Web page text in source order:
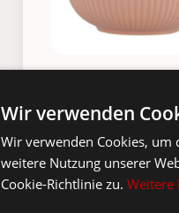
TOPSELLER -
Wir verwenden
Wir verwenden Cookies, um
weitere Nutzung unserer
Cookie-Richtlinie zu. Weitere